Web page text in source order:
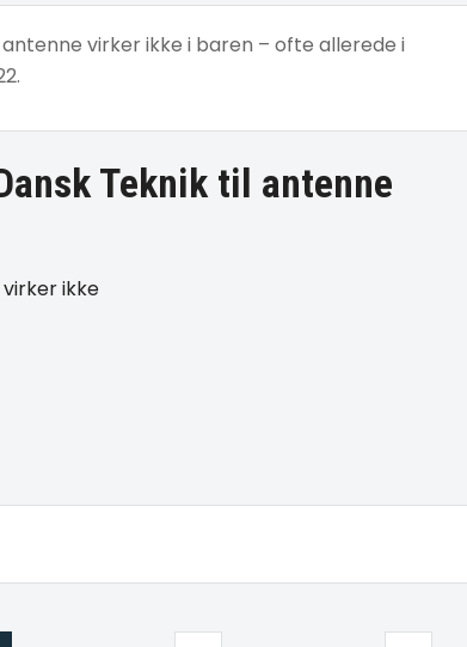
virker ikke i baren – ofte allerede i
Teknik til antenne
ikke